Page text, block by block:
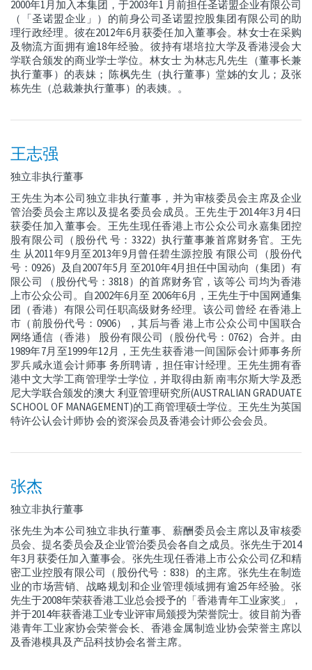
2000年1月加入本集团，于2003年1 月前担任圣诺盟企业有限公司
（「圣诺盟企业」）的前身公司圣诺盟控股集团有限公司的助
理行政经理。彼在2012年6月获委任加入董事会。林女士在采购
及物流方面拥有逾18年经验。彼持有堪培拉大学及香港浸会大
学联合颁发的商业学士学位。林女士 为林志凡先生（董事长兼
执行董事）的表妹； 陈枫先生（执行董事）堂姊的女儿；及张
栋先生（总裁兼执行董事）的表姨。。
王志强
独立非执行董事
王先生为本公司独立非执行董事，并为审核委员会主席及企业
管治委员会主席以及提名委员会成员。王先生于2014年3月4日
获委任加入董事会。王先生现任香港上市公众公司永嘉集团控
股有限公司（股份代 号：3322）执行董事兼首席财务官。王先
生 从2011年9月至2013年9月曾任碧生源控股 有限公司（股份代
号：0926）及自2007年5月 至2010年4月担任中国动向（集团）有
限公司 （股份代号：3818）的首席财务官，该等公 司均为香港
上市公众公司。自2002年6月至 2006年6月，王先生于中国网通集
团（香港）有限公司任职高级财务经理。该公司曾经 在香港上
市（前股份代号：0906），其后与香 港上市公众公司中国联合
网络通信（香港） 股份有限公司（股份代号：0762）合并。由
1989年7月至1999年12月，王先生获香港一间国际会计师事务所
罗兵咸永道会计师事 务所聘请，担任审计经理。王先生拥有香
港中文大学工商管理学士学位，并取得由新 南韦尔斯大学及悉
尼大学联合颁发的澳大 利亚管理研究所(AUSTRALIAN GRADUATE
SCHOOL OF MANAGEMENT)的工商管理硕士学位。王先生为英国
特许公认会计师协 会的资深会员及香港会计师公会会员。
张杰
独立非执行董事
张先生为本公司独立非执行董事、薪酬委员会主席以及审核委
员会、提名委员会及企业管治委员会各自之成员。张先生于2014
年3月获委任加入董事会。张先生现任香港上市公众公司亿和精
密工业控股有限公司（股份代号：838）的主席。张先生在制造
业的市场营销、战略规划和企业管理领域拥有逾25年经验。张
先生于2008年荣获香港工业总会授予的「香港青年工业家奖」，
并于2014年获香港工业专业评审局颁授为荣誉院士。彼目前为香
港青年工业家协会荣誉会长、香港金属制造业协会荣誉主席以
及香港模具及产品科技协会名誉主席。